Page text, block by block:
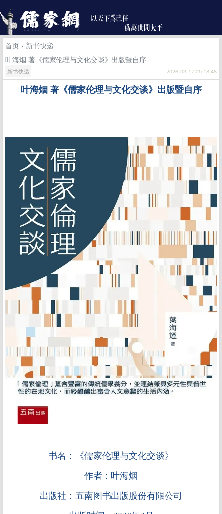
首页 › 新书快递
叶海烟 著《儒家伦理与文化交谈》出版暨自序
新书快递 2026-03-17 20:18:48
叶海烟 著《儒家伦理与文化交谈》出版暨自序
书名：《儒家伦理与文化交谈》
作者：叶海烟
出版社： 五南图书出版股份有限公司